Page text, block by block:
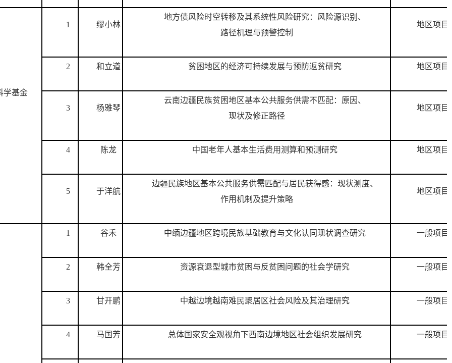
学基金
1 缪小林
地方债风险时空转移及其系统性风险研究：风险源识别、
路径机理与预警控制
地区项目
2 和立道 贫困地区的经济可持续发展与预防返贫研究 地区项目
3 杨雅琴
云南边疆民族贫困地区基本公共服务供需不匹配：原因、
现状及修正路径
地区项目
4 陈龙 中国老年人基本生活费用测算和预测研究 地区项目
5 于洋航
边疆民族地区基本公共服务供需匹配与居民获得感：现状测度、
作用机制及提升策略
地区项目
1 谷禾 中缅边疆地区跨境民族基础教育与文化认同现状调查研究 一般项目
2 韩全芳 资源衰退型城市贫困与反贫困问题的社会学研究 一般项目
3 甘开鹏 中越边境越南难民聚居区社会风险及其治理研究 一般项目
4 马国芳 总体国家安全观视角下西南边境地区社会组织发展研究 一般项目